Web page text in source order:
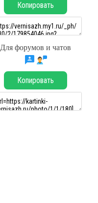
Копировать
Для форумов и чатов
Копировать